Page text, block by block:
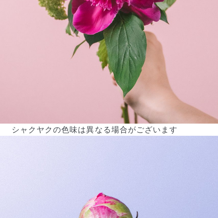
シャクヤクの色味は異なる場合がございます